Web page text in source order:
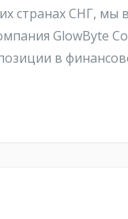
странах СНГ, мы
GlowByte
в